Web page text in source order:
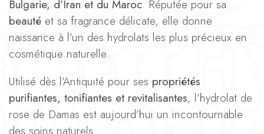
Bulgarie, d’Iran et du Maroc. Réputée pour sa
beauté et sa fragrance délicate, elle donne
naissance à l’un des hydrolats les plus précieux en
cosmétique naturelle.
Utilisé dès l’Antiquité pour ses propriétés
purifiantes, tonifiantes et revitalisantes, l’hydrolat de
rose de Damas est aujourd’hui un incontournable
des soins naturels.